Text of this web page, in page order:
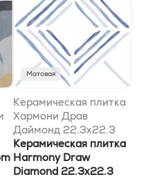
Матовая
Керамическая плитка
Хармони Драв
Даймонд 22.3x22.3
Керамическая плитка
Harmony Draw
Diamond 22.3x22.3